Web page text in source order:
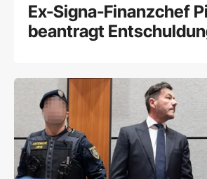
Ex-Signa-Finanzchef
beantragt